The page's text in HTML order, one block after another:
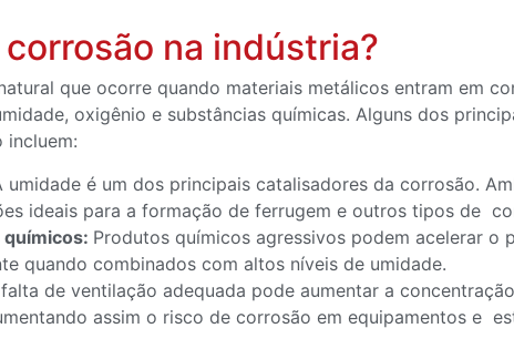
na indústria?
que ocorre quando materiais metálicos entram em
oxigênio e substâncias químicas. Alguns dos
incluem:
umidade é um dos principais catalisadores da corrosão.
ideais para a formação de ferrugem e outros tipos de
químicos: Produtos químicos agressivos podem acelerar o
quando combinados com altos níveis de umidade.
de ventilação adequada pode aumentar a
assim o risco de corrosão em equipamentos e